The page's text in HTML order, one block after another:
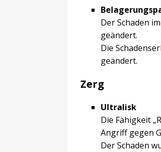
Der Schaden
geändert.
Die
geändert.
Zerg
Ultralisk
Die Fähigkeit
Angriff gegen
Der Schaden